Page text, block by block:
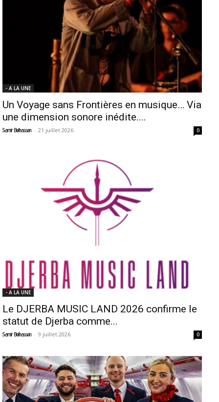
- A LA UNE
Un Voyage sans Frontières en musique… Via
une dimension sonore inédite....
Samir Belhassen - 21 juillet 2026 0
- A LA UNE
Le DJERBA MUSIC LAND 2026 confirme le
statut de Djerba comme...
Samir Belhassen - 9 juillet 2026 0